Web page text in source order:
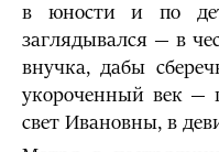
в юности и по
заглядывался — в
внучка, дабы
укороченный век —
свет Ивановны, в